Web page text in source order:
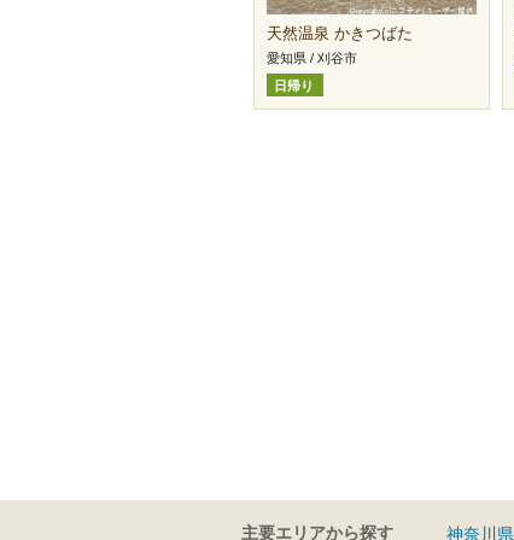
天然温泉 かきつばた
愛知県 / 刈谷市
日帰り
主要エリアから探す 神奈川県